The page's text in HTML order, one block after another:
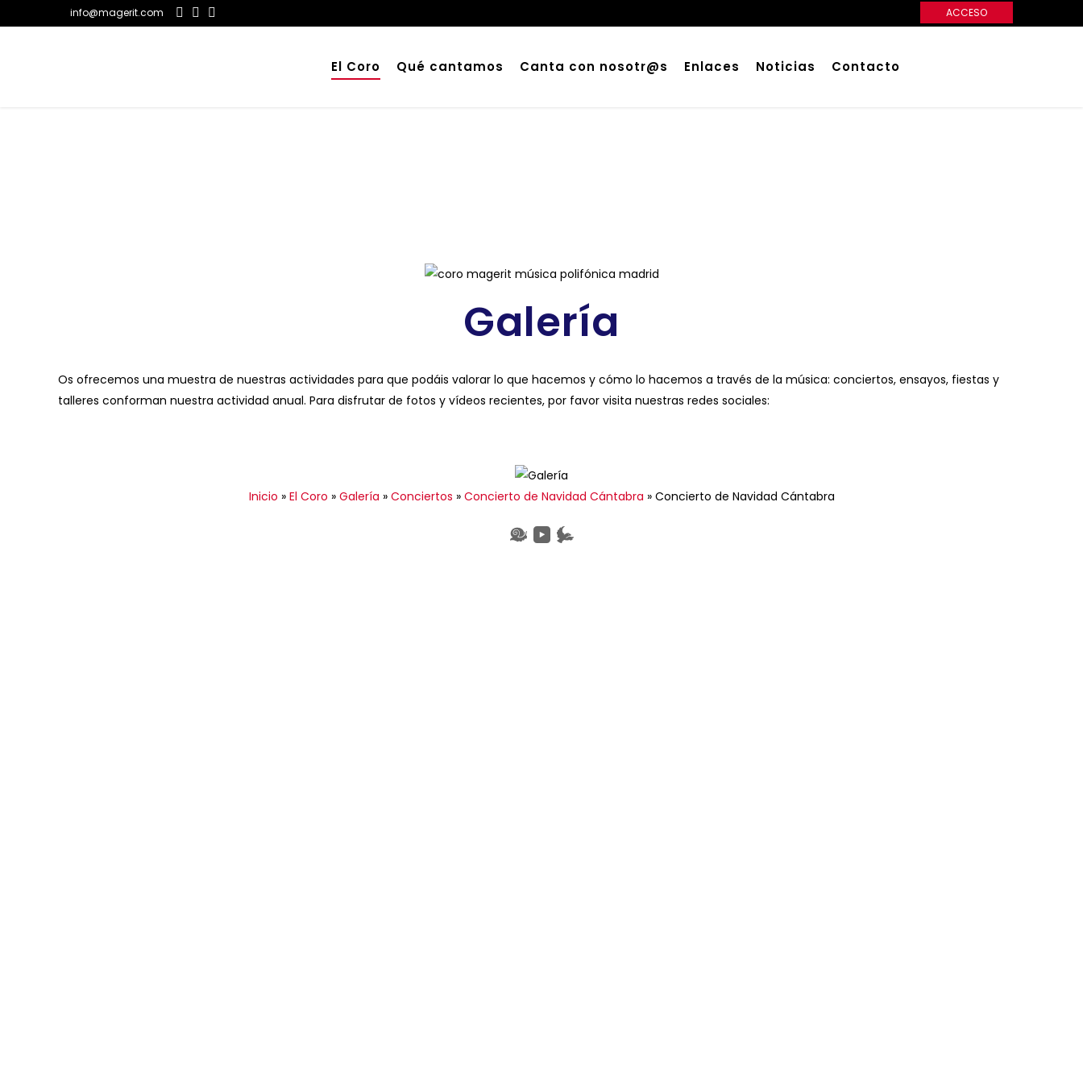
info@magerit.com ACCESO
El Coro Qué cantamos Canta con nosotr@s Enlaces Noticias Contacto
Galería
Os ofrecemos una muestra de nuestras actividades para que podáis valorar lo que hacemos y cómo lo hacemos a través de la música: conciertos, ensayos, fiestas y
talleres conforman nuestra actividad anual. Para disfrutar de fotos y vídeos recientes, por favor visita nuestras redes sociales:
Inicio » El Coro » Galería » Conciertos » Concierto de Navidad Cántabra » Concierto de Navidad Cántabra